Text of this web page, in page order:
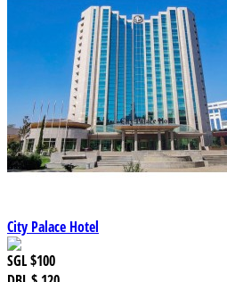
City Palace Hotel
SGL$100